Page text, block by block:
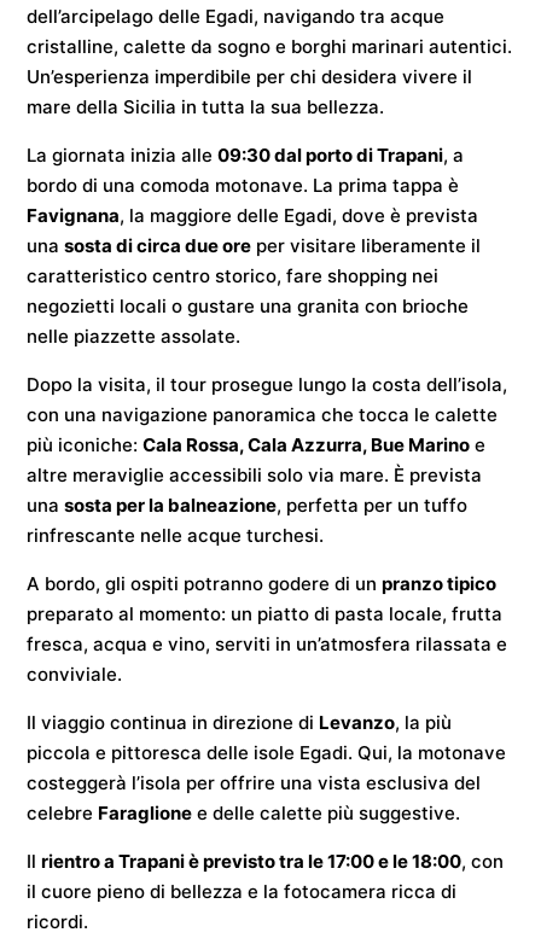
dell’arcipelago delle Egadi, navigando tra acque
cristalline, calette da sogno e borghi marinari autentici.
Un’esperienza imperdibile per chi desidera vivere il
mare della Sicilia in tutta la sua bellezza.
La giornata inizia alle09:30 dal porto di Trapani, a
bordo di una comoda motonave. La prima tappa è
Favignana, la maggiore delle Egadi, dove è prevista
unasosta di circa due ore per visitare liberamente il
caratteristico centro storico, fare shopping nei
negozietti locali o gustare una granita con brioche
nelle piazzette assolate.
Dopo la visita, il tour prosegue lungo la costa dell’isola,
con una navigazione panoramica che tocca le calette
più iconiche:Cala Rossa, Cala Azzurra, Bue Marino e
altre meraviglie accessibili solo via mare. È prevista
unasosta per la balneazione, perfetta per un tuffo
rinfrescante nelle acque turchesi.
A bordo, gli ospiti potranno godere di unpranzo tipico
preparato al momento: un piatto di pasta locale, frutta
fresca, acqua e vino, serviti in un’atmosfera rilassata e
conviviale.
Il viaggio continua in direzione di Levanzo, la più
piccola e pittoresca delle isole Egadi. Qui, la motonave
costeggerà l’isola per offrire una vista esclusiva del
celebre Faraglione e delle calette più suggestive.
Ilrientro a Trapani è previsto tra le 17:00 e le 18:00, con
il cuore pieno di bellezza e la fotocamera ricca di
ricordi.